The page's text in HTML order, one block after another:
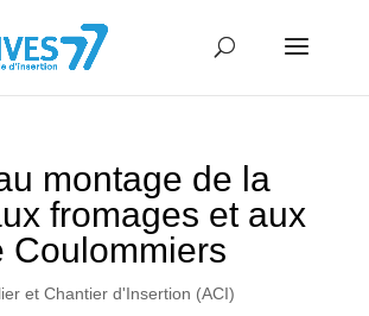
montage de la
fromages et aux
Coulommiers
et Chantier d'Insertion (ACI)